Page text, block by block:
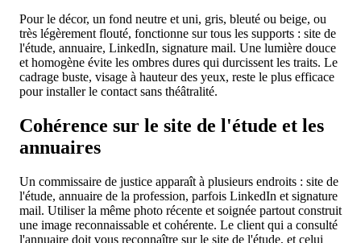
Pour le décor, un fond neutre et uni, gris, bleuté ou beige, ou
très légèrement flouté, fonctionne sur tous les supports : site de
l'étude, annuaire, LinkedIn, signature mail. Une lumière douce
et homogène évite les ombres dures qui durcissent les traits. Le
cadrage buste, visage à hauteur des yeux, reste le plus efficace
pour installer le contact sans théâtralité.
Cohérence sur le site de l'étude et les
annuaires
Un commissaire de justice apparaît à plusieurs endroits : site de
l'étude, annuaire de la profession, parfois LinkedIn et signature
mail. Utiliser la même photo récente et soignée partout construit
une image reconnaissable et cohérente. Le client qui a consulté
l'annuaire doit vous reconnaître sur le site de l'étude, et celui